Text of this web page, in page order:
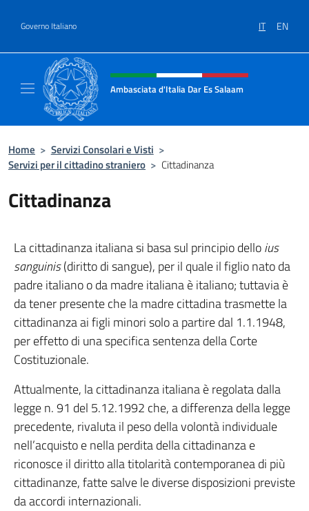
Governo Italiano IT EN
Intestazione sito, social e menù
Ambasciata d'Italia Dar Es Salaam
Home > Servizi Consolari e Visti >
Servizi per il cittadino straniero > Cittadinanza
Cittadinanza
La cittadinanza italiana si basa sul principio delloius
sanguinis(diritto di sangue), per il quale il figlio nato da
padre italiano o da madre italiana è italiano; tuttavia è
da tener presente che la madre cittadina trasmette la
cittadinanza ai figli minori solo a partire dal 1.1.1948,
per effetto di una specifica sentenza della Corte
Costituzionale.
Attualmente, la cittadinanza italiana è regolata dalla
legge n. 91 del 5.12.1992 che, a differenza della legge
precedente, rivaluta il peso della volontà individuale
nell’acquisto e nella perdita della cittadinanza e
riconosce il diritto alla titolarità contemporanea di più
cittadinanze, fatte salve le diverse disposizioni previste
da accordi internazionali.